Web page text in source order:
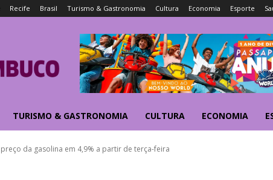
Recife Brasil Turismo & Gastronomia Cultura Economia Esporte
TURISMO & GASTRONOMIA CULTURA ECONOMIA
da gasolina em 4,9% a partir de terça-feira